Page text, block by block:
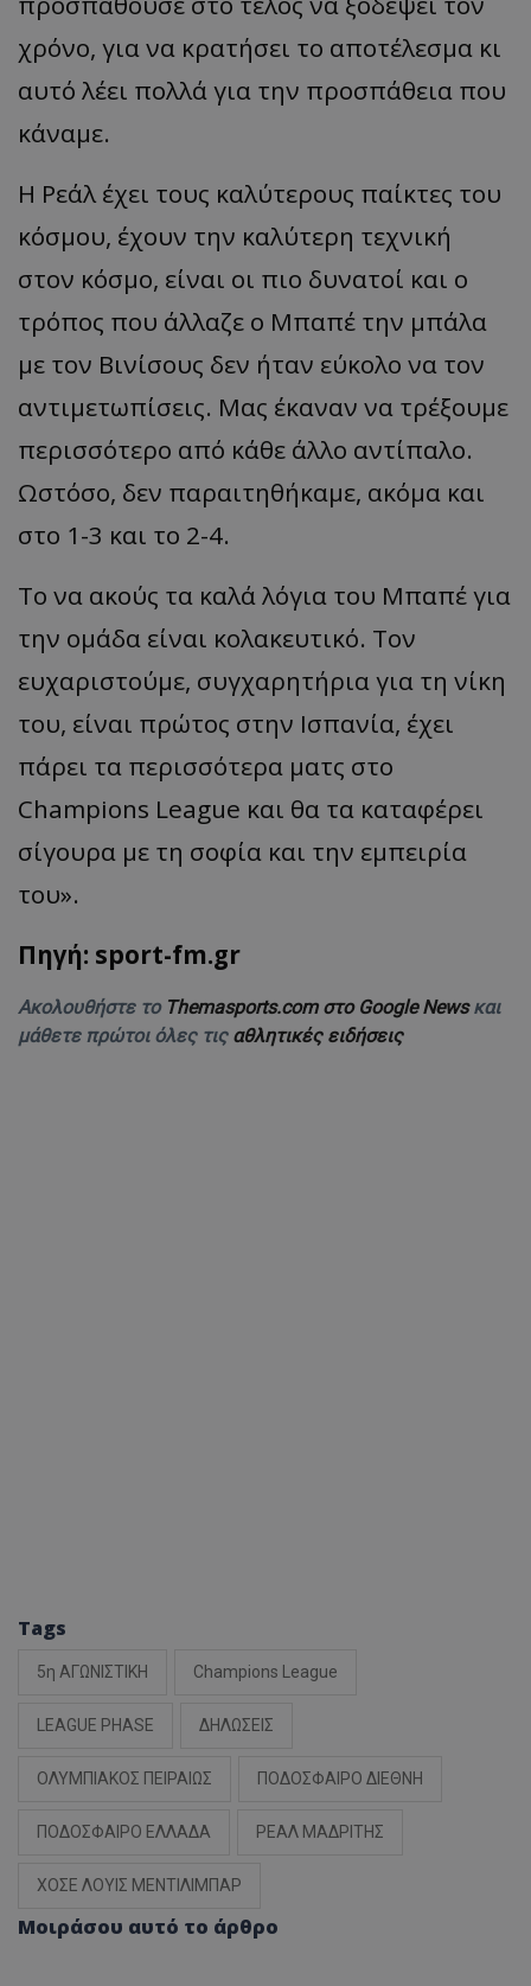
χρόνο, για να κρατήσει το αποτέλεσμα κι
αυτό λέει πολλά για την προσπάθεια που
κάναμε.
Η Ρεάλ έχει τους καλύτερους παίκτες του
κόσμου, έχουν την καλύτερη τεχνική
στον κόσμο, είναι οι πιο δυνατοί και ο
τρόπος που άλλαζε ο Μπαπέ την μπάλα
με τον Βινίσους δεν ήταν εύκολο να τον
αντιμετωπίσεις. Μας έκαναν να τρέξουμε
περισσότερο από κάθε άλλο αντίπαλο.
Ωστόσο, δεν παραιτηθήκαμε, ακόμα και
στο 1-3 και το 2-4.
Το να ακούς τα καλά λόγια του Μπαπέ για
την ομάδα είναι κολακευτικό. Τον
ευχαριστούμε, συγχαρητήρια για τη νίκη
του, είναι πρώτος στην Ισπανία, έχει
πάρει τα περισσότερα ματς στο
Champions League και θα τα καταφέρει
σίγουρα με τη σοφία και την εμπειρία
του».
Πηγή: sport-fm.gr
Ακολουθήστε το Themasports.com στο Google Newsκαι
μάθετε πρώτοι όλες τις αθλητικές ειδήσεις
Tags
5η ΑΓΩΝΙΣΤΙΚΗ Champions League
LEAGUE PHASE ΔΗΛΩΣΕΙΣ
ΟΛΥΜΠΙΑΚΟΣ ΠΕΙΡΑΙΩΣ ΠΟΔΟΣΦΑΙΡΟ ΔΙΕΘΝΗ
ΠΟΔΟΣΦΑΙΡΟ ΕΛΛΑΔΑ ΡΕΑΛ ΜΑΔΡΙΤΗΣ
ΧΟΣΕ ΛΟΥΙΣ ΜΕΝΤΙΛΙΜΠΑΡ
Μοιράσου αυτό το άρθρο